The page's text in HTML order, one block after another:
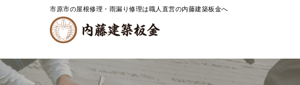
市原市の屋根修理・雨漏り修理は職人直営の内藤建築板金へ